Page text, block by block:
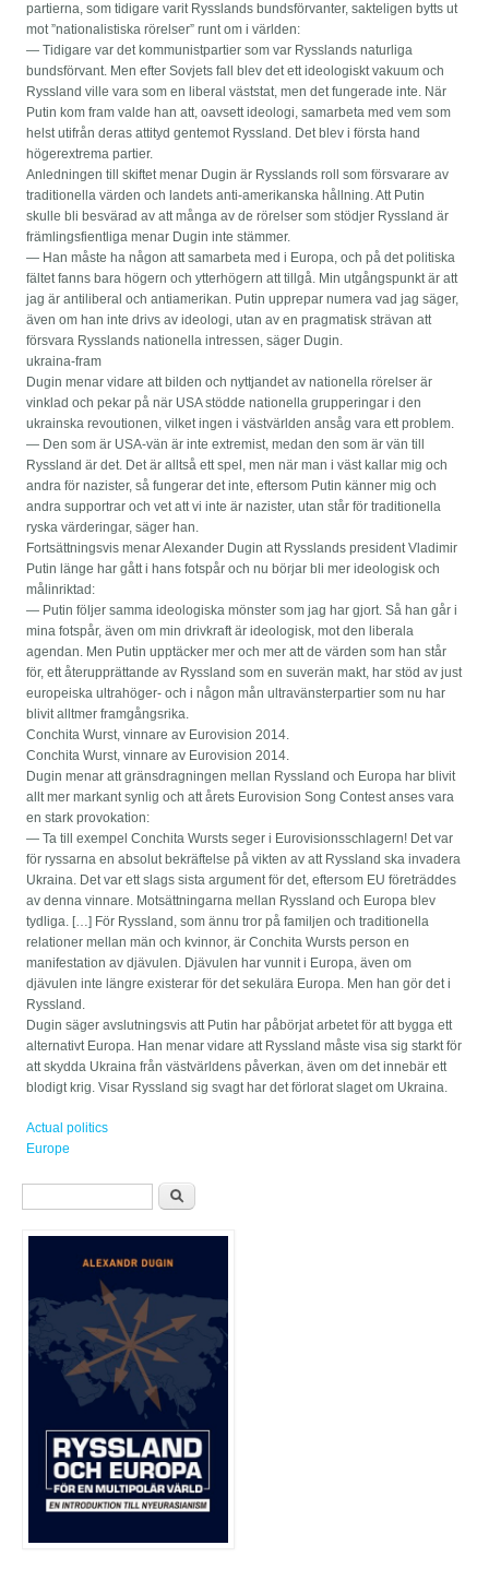
partierna, som tidigare varit Rysslands bundsförvanter, sakteligen bytts ut
mot ”nationalistiska rörelser” runt om i världen:
— Tidigare var det kommunistpartier som var Rysslands naturliga
bundsförvant. Men efter Sovjets fall blev det ett ideologiskt vakuum och
Ryssland ville vara som en liberal väststat, men det fungerade inte. När
Putin kom fram valde han att, oavsett ideologi, samarbeta med vem som
helst utifrån deras attityd gentemot Ryssland. Det blev i första hand
högerextrema partier.
Anledningen till skiftet menar Dugin är Rysslands roll som försvarare av
traditionella värden och landets anti-amerikanska hållning. Att Putin
skulle bli besvärad av att många av de rörelser som stödjer Ryssland är
främlingsfientliga menar Dugin inte stämmer.
— Han måste ha någon att samarbeta med i Europa, och på det politiska
fältet fanns bara högern och ytterhögern att tillgå. Min utgångspunkt är att
jag är antiliberal och antiamerikan. Putin upprepar numera vad jag säger,
även om han inte drivs av ideologi, utan av en pragmatisk strävan att
försvara Rysslands nationella intressen, säger Dugin.
ukraina-fram
Dugin menar vidare att bilden och nyttjandet av nationella rörelser är
vinklad och pekar på när USA stödde nationella grupperingar i den
ukrainska revoutionen, vilket ingen i västvärlden ansåg vara ett problem.
— Den som är USA-vän är inte extremist, medan den som är vän till
Ryssland är det. Det är alltså ett spel, men när man i väst kallar mig och
andra för nazister, så fungerar det inte, eftersom Putin känner mig och
andra supportrar och vet att vi inte är nazister, utan står för traditionella
ryska värderingar, säger han.
Fortsättningsvis menar Alexander Dugin att Rysslands president Vladimir
Putin länge har gått i hans fotspår och nu börjar bli mer ideologisk och
målinriktad:
— Putin följer samma ideologiska mönster som jag har gjort. Så han går i
mina fotspår, även om min drivkraft är ideologisk, mot den liberala
agendan. Men Putin upptäcker mer och mer att de värden som han står
för, ett återupprättande av Ryssland som en suverän makt, har stöd av just
europeiska ultrahöger- och i någon mån ultravänsterpartier som nu har
blivit alltmer framgångsrika.
Conchita Wurst, vinnare av Eurovision 2014.
Conchita Wurst, vinnare av Eurovision 2014.
Dugin menar att gränsdragningen mellan Ryssland och Europa har blivit
allt mer markant synlig och att årets Eurovision Song Contest anses vara
en stark provokation:
— Ta till exempel Conchita Wursts seger i Eurovisionsschlagern! Det var
för ryssarna en absolut bekräftelse på vikten av att Ryssland ska invadera
Ukraina. Det var ett slags sista argument för det, eftersom EU företräddes
av denna vinnare. Motsättningarna mellan Ryssland och Europa blev
tydliga. […] För Ryssland, som ännu tror på familjen och traditionella
relationer mellan män och kvinnor, är Conchita Wursts person en
manifestation av djävulen. Djävulen har vunnit i Europa, även om
djävulen inte längre existerar för det sekulära Europa. Men han gör det i
Ryssland.
Dugin säger avslutningsvis att Putin har påbörjat arbetet för att bygga ett
alternativt Europa. Han menar vidare att Ryssland måste visa sig starkt för
att skydda Ukraina från västvärldens påverkan, även om det innebär ett
blodigt krig. Visar Ryssland sig svagt har det förlorat slaget om Ukraina.
Actual politics
Europe